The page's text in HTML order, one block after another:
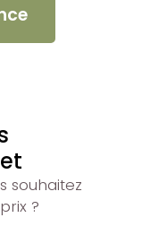
souhaitez
?